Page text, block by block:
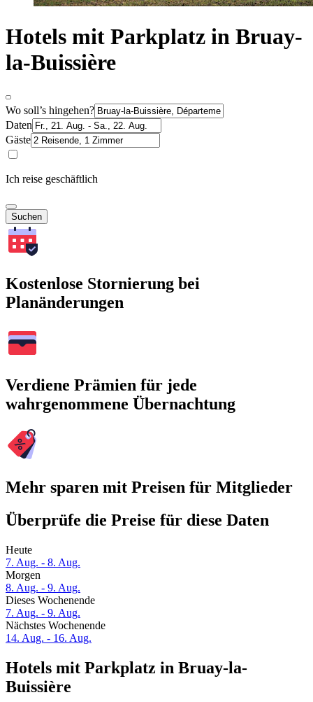
Hotels mit Parkplatz in Bruay-
la-Buissière
Wo soll’s hingehen?
Daten
Gäste
Ich reise geschäftlich
Suchen
Kostenlose Stornierung bei
Planänderungen
Verdiene Prämien für jede
wahrgenommene Übernachtung
Mehr sparen mit Preisen für Mitglieder
Überprüfe die Preise für diese Daten
Heute
7. Aug. - 8. Aug.
Morgen
8. Aug. - 9. Aug.
Dieses Wochenende
7. Aug. - 9. Aug.
Nächstes Wochenende
14. Aug. - 16. Aug.
Hotels mit Parkplatz in Bruay-la-
Buissière